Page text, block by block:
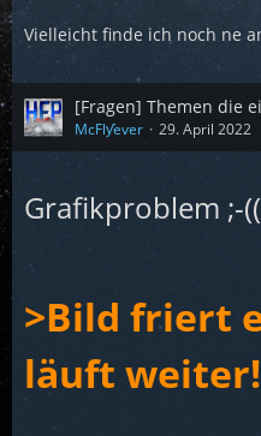
Vielleicht finde ich noch ne
[Fragen] Themen die
McFlƴeѵer 29. April 2022
Grafikproblem ;-
>Bild friert
läuft